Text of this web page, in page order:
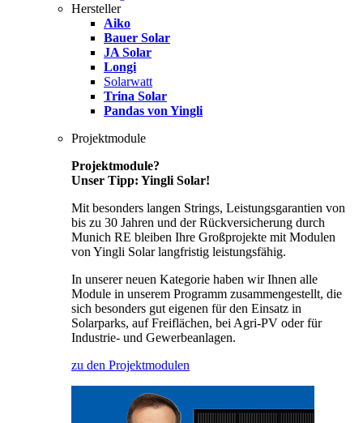
Hersteller
Aiko
Bauer Solar
JA Solar
Longi
Solarwatt
Trina Solar
Pandas von Yingli
Projektmodule
Projektmodule?
Unser Tipp: Yingli Solar!
Mit besonders langen Strings, Leistungsgarantien von
bis zu 30 Jahren und der Rückversicherung durch
Munich RE bleiben Ihre Großprojekte mit Modulen
von Yingli Solar langfristig leistungsfähig.
In unserer neuen Kategorie haben wir Ihnen alle
Module in unserem Programm zusammengestellt, die
sich besonders gut eigenen für den Einsatz in
Solarparks, auf Freiflächen, bei Agri-PV oder für
Industrie- und Gewerbeanlagen.
zu den Projektmodulen